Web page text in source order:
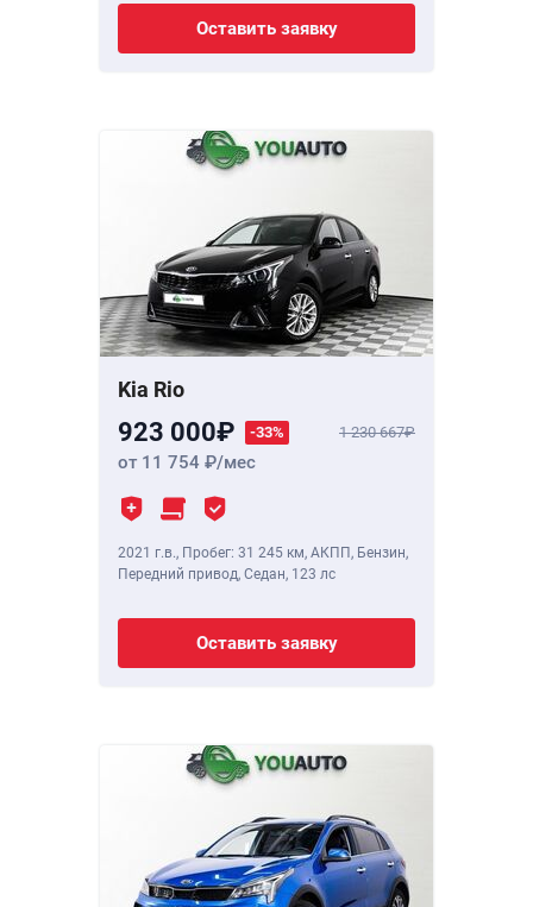
Оставить заявку
Kia Rio
923 000 -33% 1 230 667
от 11 754 /мес
2021 г.в., Пробег: 31 245 км, АКПП, Бензин,
Передний привод, Седан, 123 лс
Оставить заявку